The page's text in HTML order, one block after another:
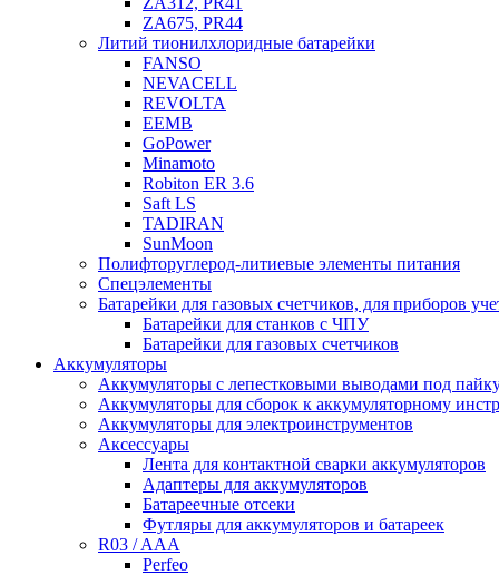
ZA675, PR44
Литий тионилхлоридные батарейки
FANSO
NEVACELL
REVOLTA
EEMB
GoPower
Minamoto
Robiton ER 3.6
Saft LS
TADIRAN
SunMoon
Полифторуглерод-литиевые элементы питания
Спецэлементы
Батарейки для газовых счетчиков, для приборов
Батарейки для станков с ЧПУ
Батарейки для газовых счетчиков
Аккумуляторы
Аккумуляторы с лепестковыми выводами под
Аккумуляторы для сборок к аккумуляторному
Аккумуляторы для электроинструментов
Аксессуары
Лента для контактной сварки аккумуляторов
Адаптеры для аккумуляторов
Батареечные отсеки
Футляры для аккумуляторов и батареек
R03 / AAA
Perfeo